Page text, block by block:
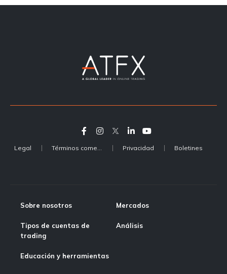
Legal Términos comerciales Privacidad Boletines
Sobre nosotros Mercados
Tipos de cuentas de
trading
Análisis
Educación y herramientas